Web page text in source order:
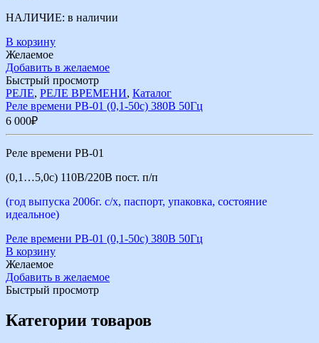
НАЛИЧИЕ: в наличии
В корзину
Желаемое
Добавить в желаемое
Быстрый просмотр
РЕЛЕ, РЕЛЕ ВРЕМЕНИ, Каталог
Реле времени РВ-01 (0,1-50с) 380В 50Гц
6 000₽
Реле времени РВ-01
(0,1…5,0с) 110В/220В пост. п/п
(год выпуска 2006г. с/х, паспорт, упаковка, состояние
идеальное)
Реле времени РВ-01 (0,1-50с) 380В 50Гц
В корзину
Желаемое
Добавить в желаемое
Быстрый просмотр
Категории товаров